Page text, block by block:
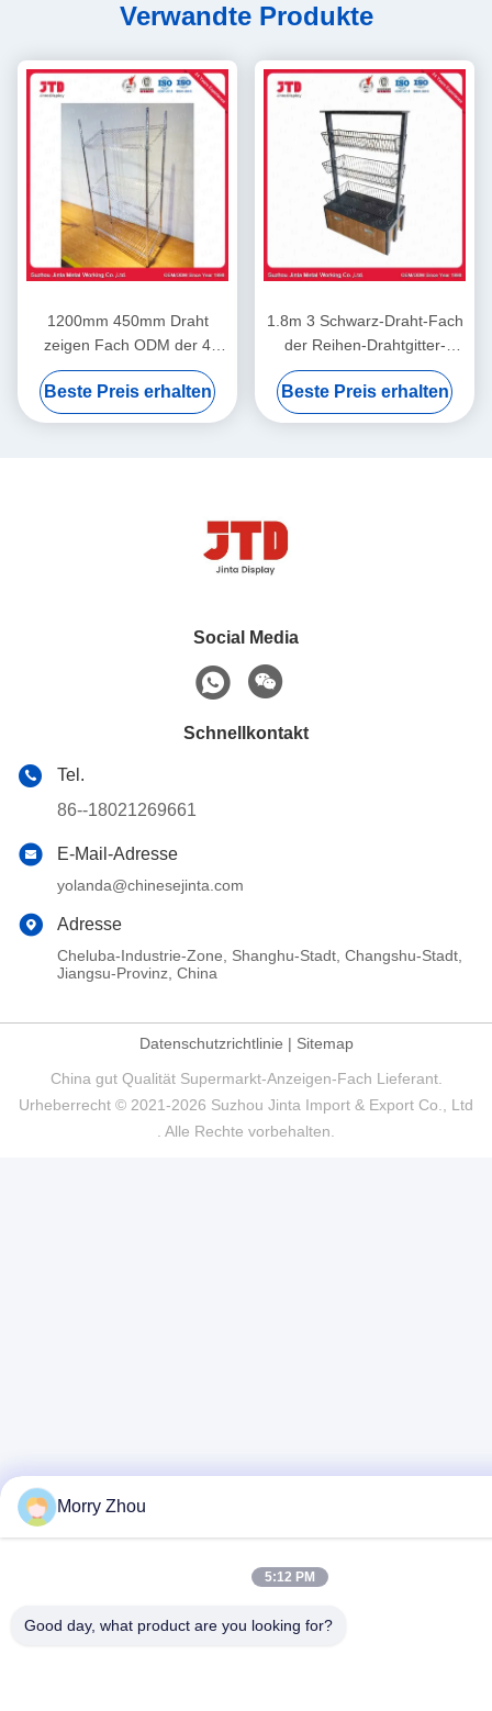
Verwandte Produkte
1200mm 450mm Draht
zeigen Fach ODM der 4
Schicht-Edelstahl-Gestell an
Beste Preis erhalten
1.8m 3 Schwarz-Draht-Fach
der Reihen-Drahtgitter-
Anzeigen-180kgs mit Rädern
Beste Preis erhalten
Social Media
Schnellkontakt
Tel.
86--18021269661
E-Mail-Adresse
yolanda@chinesejinta.com
Adresse
Cheluba-Industrie-Zone, Shanghu-Stadt, Changshu-Stadt,
Jiangsu-Provinz, China
Datenschutzrichtlinie | Sitemap
China gut Qualität Supermarkt-Anzeigen-Fach Lieferant.
Urheberrecht © 2021-2026 Suzhou Jinta Import & Export Co., Ltd
. Alle Rechte vorbehalten.
Morry Zhou
5:12 PM
Good day, what product are you looking for?